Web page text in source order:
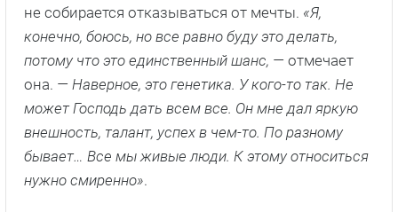
не собирается отказываться от мечты. «Я,
конечно, боюсь, но все равно буду это делать,
потому что это единственный шанс, — отмечает
она. — Наверное, это генетика. У кого-то так. Не
может Господь дать всем все. Он мне дал яркую
внешность, талант, успех в чем-то. По разному
бывает… Все мы живые люди. К этому относиться
нужно смиренно».